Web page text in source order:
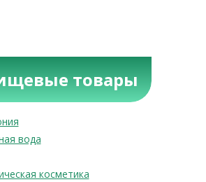
товары
вода
косметика